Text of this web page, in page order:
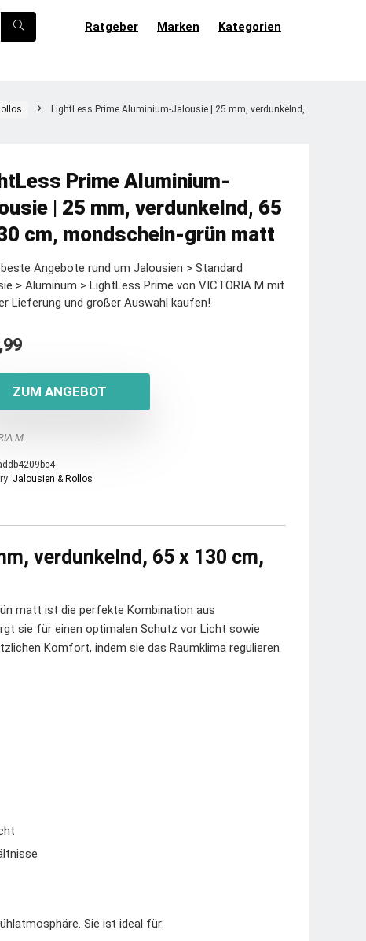
Ratgeber Marken Kategorien
LightLess Prime Aluminium-Jalousie | 25 mm, verdunkelnd,
Prime Aluminium-
| 25 mm, verdunkelnd, 65
cm, mondschein-grün matt
Angebote rund um Jalousien > Standard
> Aluminum > LightLess Prime von VICTORIA M mit
Lieferung und großer Auswahl kaufen!
ZUM ANGEBOT
M
Jalousien & Rollos
verdunkelnd, 65 x 130 cm,
matt ist die perfekte Kombination aus
sie für einen optimalen Schutz vor Licht sowie
Komfort, indem sie das Raumklima regulieren
Sie ist ideal für: